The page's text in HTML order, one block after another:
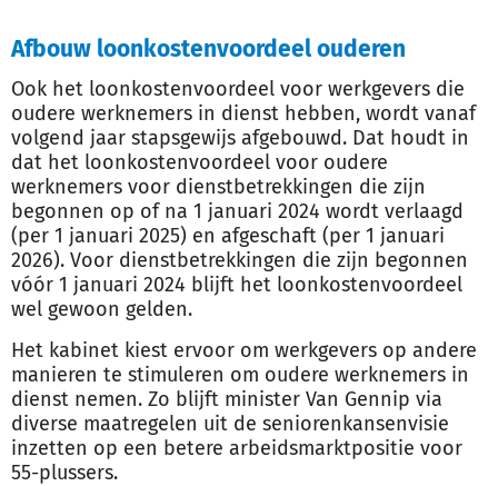
Afbouw loonkostenvoordeel ouderen
Ook het loonkostenvoordeel voor werkgevers die
oudere werknemers in dienst hebben, wordt vanaf
volgend jaar stapsgewijs afgebouwd. Dat houdt in
dat het loonkostenvoordeel voor oudere
werknemers voor dienstbetrekkingen die zijn
begonnen op of na 1 januari 2024 wordt verlaagd
(per 1 januari 2025) en afgeschaft (per 1 januari
2026). Voor dienstbetrekkingen die zijn begonnen
vóór 1 januari 2024 blijft het loonkostenvoordeel
wel gewoon gelden.
Het kabinet kiest ervoor om werkgevers op andere
manieren te stimuleren om oudere werknemers in
dienst nemen. Zo blijft minister Van Gennip via
diverse maatregelen uit de seniorenkansenvisie
inzetten op een betere arbeidsmarktpositie voor
55-plussers.